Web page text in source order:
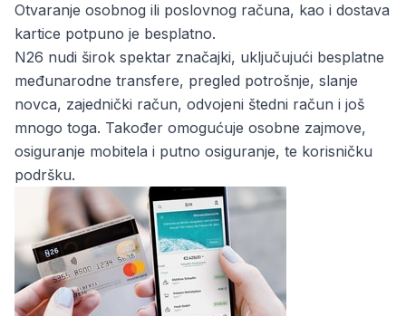
Otvaranje osobnog ili poslovnog računa, kao i dostava
kartice potpuno je besplatno.
N26 nudi širok spektar značajki, uključujući besplatne
međunarodne transfere, pregled potrošnje, slanje
novca, zajednički račun, odvojeni štedni račun i još
mnogo toga. Također omogućuje osobne zajmove,
osiguranje mobitela i putno osiguranje, te korisničku
podršku.